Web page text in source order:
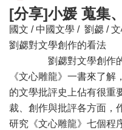
[分享]小媛 蒐集
國文 / 中國文學 / 劉勰 /
劉勰對文學創作的看法
劉勰對文學創作的看
《文心雕龍》一書來了
的文學批評史上佔有很重
裁、創作與批評各方面，
研究《文心雕龍》七個程